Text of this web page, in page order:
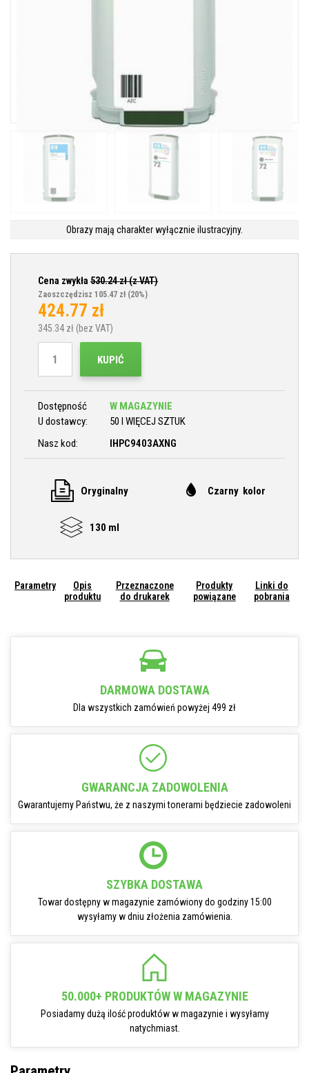
Obrazy mają charakter wyłącznie ilustracyjny.
Cena zwykła 530.24zł (z VAT)
Zaoszczędzisz 105.47 zł (20%)
424.77 zł
345.34 zł (bez VAT)
KUPIĆ
Dostępność
W MAGAZYNIE
U dostawcy:
50 I WIĘCEJ SZTUK
Nasz kod:
IHPC9403AXNG
Oryginalny Czarny kolor
130 ml
Parametry
Opis
produktu
Przeznaczone
do drukarek
Produkty
powiązane
Linki do
pobrania
DARMOWA DOSTAWA
Dla wszystkich zamówień powyżej 499 zł
GWARANCJA ZADOWOLENIA
Gwarantujemy Państwu, że z naszymi tonerami będziecie zadowoleni
SZYBKA DOSTAWA
Towar dostępny w magazynie zamówiony do godziny 15:00
wysyłamy w dniu złożenia zamówienia.
50.000+ PRODUKTÓW W MAGAZYNIE
Posiadamy dużą ilość produktów w magazynie i wysyłamy
natychmiast.